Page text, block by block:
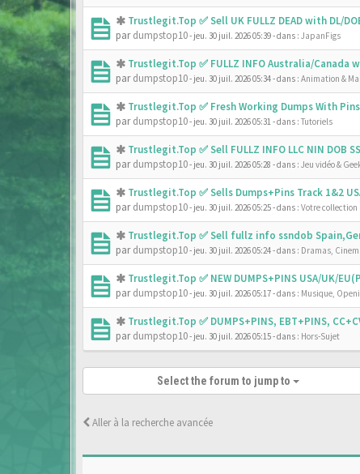
Trustlegit.Top ✅ Sell UK FULLZ DEAD with DL/
pardumpstop10- jeu. 30 juil. 2026 05:39- dans : JapanFigs
Trustlegit.Top ✅ FULLZ INFO Australia/Canada
pardumpstop10- jeu. 30 juil. 2026 05:34- dans : Animation &
Trustlegit.Top ✅ Fresh Working Dumps With Pins
pardumpstop10- jeu. 30 juil. 2026 05:31- dans : Tutoriels
Trustlegit.Top ✅ Sell FULLZ INFO LLC NIN DOB
pardumpstop10- jeu. 30 juil. 2026 05:28 - dans : Jeu vidéo &
Trustlegit.Top ✅ Sells Dumps+Pins Track 1&2
pardumpstop10- jeu. 30 juil. 2026 05:25- dans : Votre collection
Trustlegit.Top ✅ Sell fullz info ssndob
pardumpstop10- jeu. 30 juil. 2026 05:24- dans : Dramas,
Trustlegit.Top ✅ NEW DUMPS+PINS USA/UK/
pardumpstop10- jeu. 30 juil. 2026 05:17- dans : Musique,
Trustlegit.Top ✅ DUMPS+PINS, EBT+PINS,
pardumpstop10- jeu. 30 juil. 2026 05:15- dans : Hors-Sujet
Select the forum to jump to
Aller à la recherche avancée